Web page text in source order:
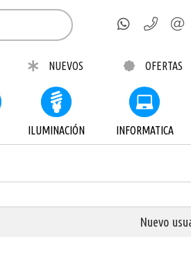
NUEVOS OFERTAS
ILUMINACIÓN INFORMATICA
Nuevo